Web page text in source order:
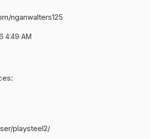
nganwalters125
4:49 AM
playsteel2/